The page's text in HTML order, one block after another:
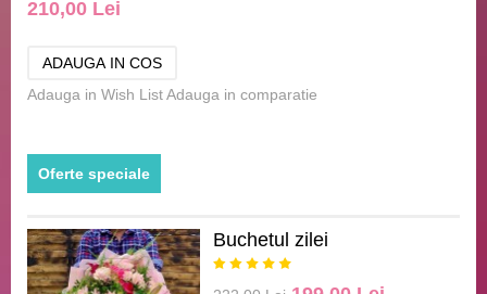
210,00 Lei
Adauga in Wish ListAdauga in comparatie
Oferte speciale
Buchetul zilei